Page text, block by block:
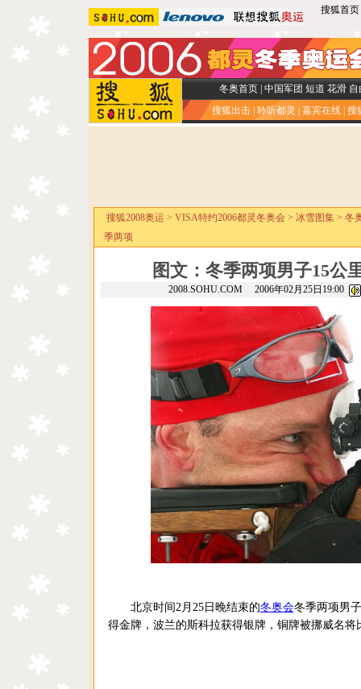
搜狐首页
冬奥首页| 中国军团 短道 花滑 自
搜狐出击 聆听都灵 嘉宾在线 搜
搜狐2008奥运 > VISA特约2006都灵冬奥会> 冰雪图集> 冬
季两项
图文：冬季两项男子15公
2008.SOHU.COM 2006年02月25日19:00
北京时间2月25日晚结束的冬奥会冬季两项男
得金牌，波兰的斯科拉获得银牌，铜牌被挪威名将